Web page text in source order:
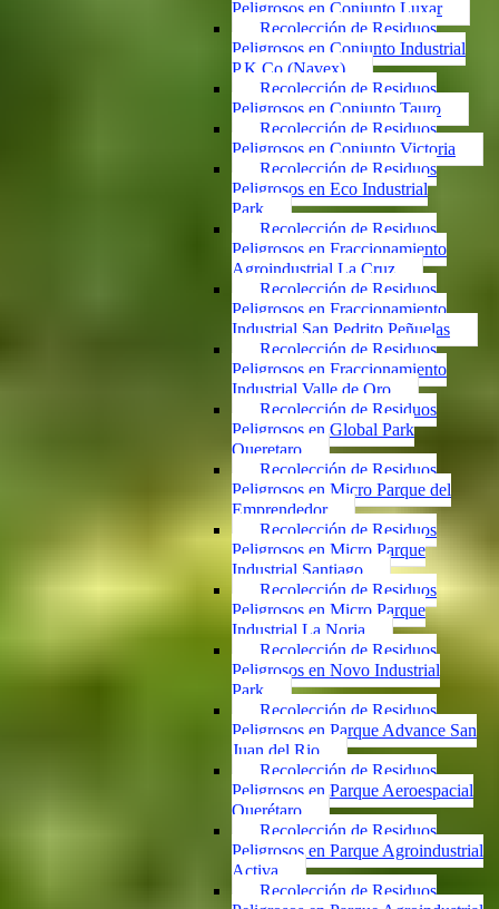
Peligrosos en Conjunto Luxar
Recolección de Residuos
Peligrosos en Conjunto Industrial
P.K.Co (Navex)
Recolección de Residuos
Peligrosos en Conjunto Tauro
Recolección de Residuos
Peligrosos en Conjunto Victoria
Recolección de Residuos
Peligrosos en Eco Industrial
Park
Recolección de Residuos
Peligrosos en Fraccionamiento
Agroindustrial La Cruz
Recolección de Residuos
Peligrosos en Fraccionamiento
Industrial San Pedrito Peñuelas
Recolección de Residuos
Peligrosos en Fraccionamiento
Industrial Valle de Oro
Recolección de Residuos
Peligrosos en Global Park
Queretaro
Recolección de Residuos
Peligrosos en Micro Parque del
Emprendedor
Recolección de Residuos
Peligrosos en Micro Parque
Industrial Santiago
Recolección de Residuos
Peligrosos en Micro Parque
Industrial La Noria
Recolección de Residuos
Peligrosos en Novo Industrial
Park
Recolección de Residuos
Peligrosos en Parque Advance San
Juan del Rio
Recolección de Residuos
Peligrosos en Parque Aeroespacial
Querétaro
Recolección de Residuos
Peligrosos en Parque Agroindustrial
Activa
Recolección de Residuos